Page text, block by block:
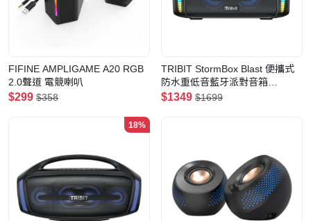
FIFINE AMPLIGAME A20 RGB
2.0聲道 電競喇叭
$299 $358
TRIBIT StormBox Blast 便攜式
防水重低音藍牙派對音箱
(BTS52) IPX7 | 90W大功率 |
$1349 $1699
18%